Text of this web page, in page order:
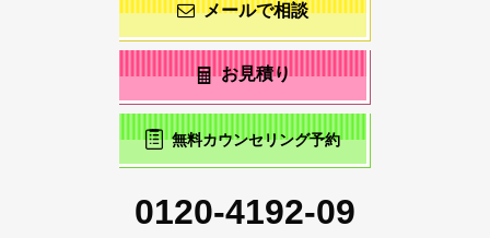
メールで相談
お見積り
無料カウンセリング予約
0120-4192-09